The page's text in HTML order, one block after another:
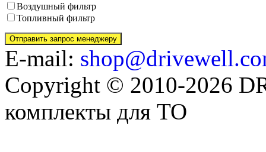
Воздушный фильтр
Топливный фильтр
E-mail:
Copyright © 2010-2026
комплекты для ТО